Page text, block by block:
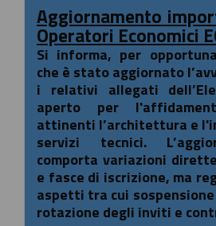
Aggiornamento
Operatori Economici
Si informa, per
che è stato aggiornato
i relativi allegati
aperto per
attinenti l’architettura e
servizi tecnici.
comporta variazioni
e fasce di iscrizione, ma
aspetti tra cui
rotazione degli inviti e